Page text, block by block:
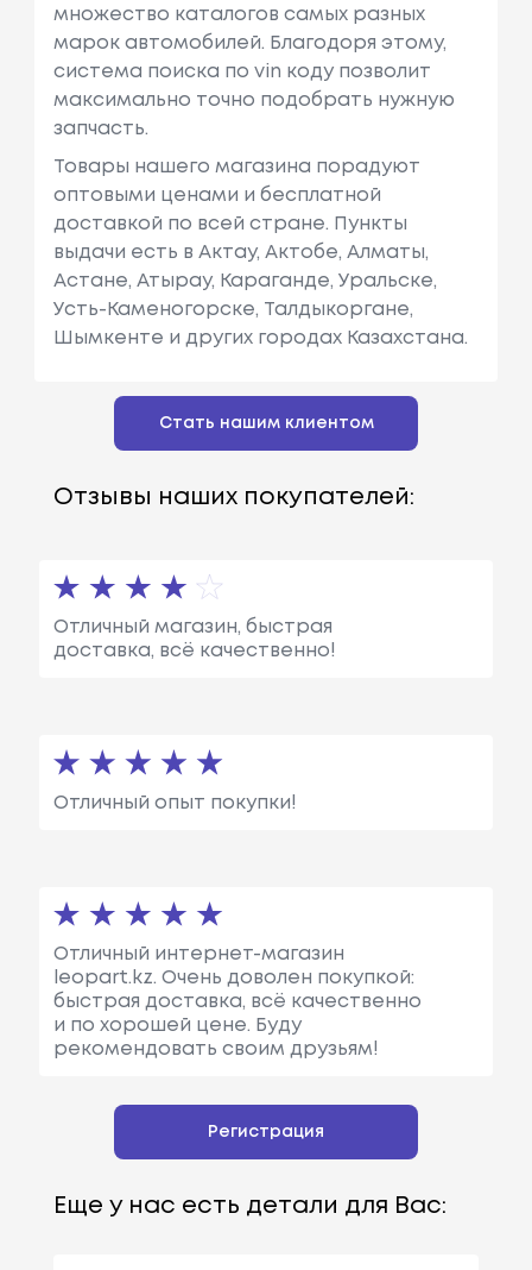
множество каталогов самых разных
марок автомобилей. Благодоря этому,
система поиска по vin коду позволит
максимально точно подобрать нужную
запчасть.
Товары нашего магазина порадуют
оптовыми ценами и бесплатной
доставкой по всей стране. Пункты
выдачи есть в Актау, Актобе, Алматы,
Астане, Атырау, Караганде, Уральске,
Усть-Каменогорске, Талдыкоргане,
Шымкенте и других городах Казахстана.
Стать нашим клиентом
Отзывы наших покупателей:
Отличный магазин, быстрая
доставка, всё качественно!
Отличный опыт покупки!
Отличный интернет-магазин
leopart.kz. Очень доволен покупкой:
быстрая доставка, всё качественно
и по хорошей цене. Буду
рекомендовать своим друзьям!
Регистрация
Еще у нас есть детали для Вас: